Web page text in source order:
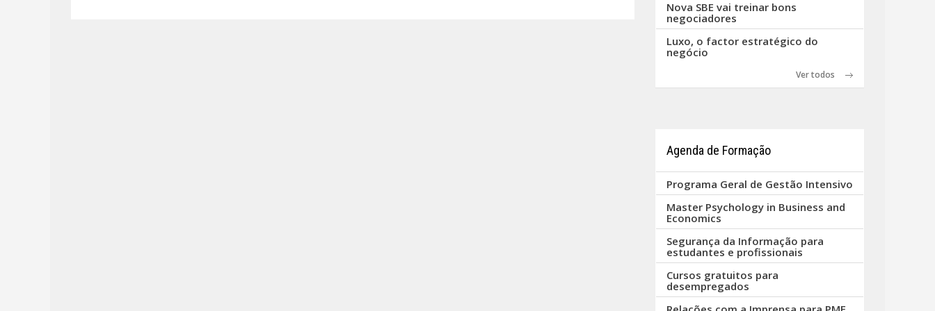
Nova SBE vai treinar bons
negociadores
Luxo, o factor estratégico do
negócio
Ver todos
Agenda de Formação
Programa Geral de Gestão Intensivo
Master Psychology in Business and
Economics
Segurança da Informação para
estudantes e profissionais
Cursos gratuitos para
desempregados